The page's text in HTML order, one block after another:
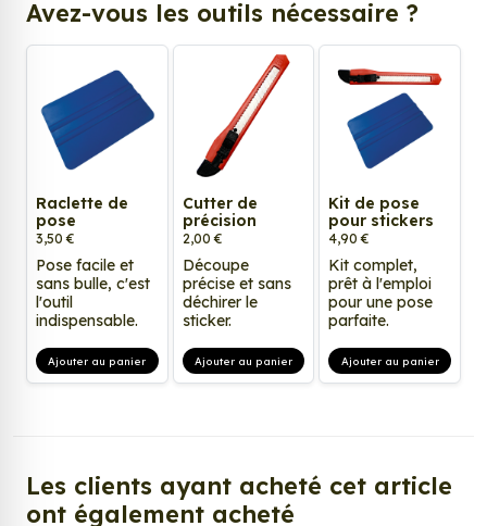
Avez-vous les outils nécessaire ?
Raclette de
pose
3,50 €
Pose facile et
sans bulle, c'est
l'outil
indispensable.
Ajouter au panier
Cutter de
précision
2,00 €
Découpe
précise et sans
déchirer le
sticker.
Ajouter au panier
Kit de pose
pour stickers
4,90 €
Kit complet,
prêt à l'emploi
pour une pose
parfaite.
Ajouter au panier
Les clients ayant acheté cet article
ont également acheté